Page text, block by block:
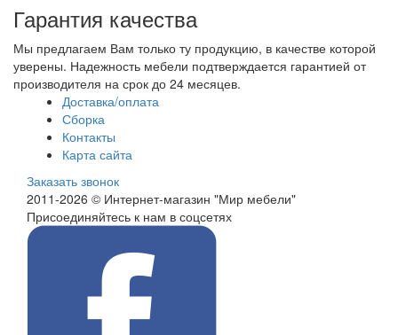
Гарантия качества
Мы предлагаем Вам только ту продукцию, в качестве которой
уверены. Надежность мебели подтверждается гарантией от
производителя на срок до 24 месяцев.
Доставка/оплата
Сборка
Контакты
Карта сайта
Заказать звонок
2011-2026 © Интернет-магазин "Мир мебели"
Присоединяйтесь к нам в соцсетях